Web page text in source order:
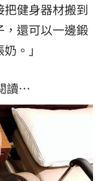
健身器材搬到
，還可以一邊鍛
。」
讀…